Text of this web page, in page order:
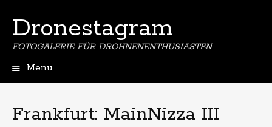
Dronestagram
FOTOGALERIE FÜR DROHNENENTHUSIASTEN
Menu
Frankfurt: MainNizza III